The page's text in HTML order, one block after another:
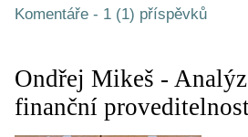
Komentáře - 1 (1) příspěvků
Ondřej Mikeš -
finanční